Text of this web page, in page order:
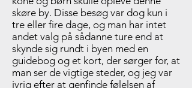
skøre by. Disse besøg var dog kun i
tre eller fire dage, og man har intet
andet valg på sådanne ture end at
skynde sig rundt i byen med en
guidebog og et kort, der sørger for, at
man ser de vigtige steder, og jeg var
ivrig efter at genfinde følelsen af